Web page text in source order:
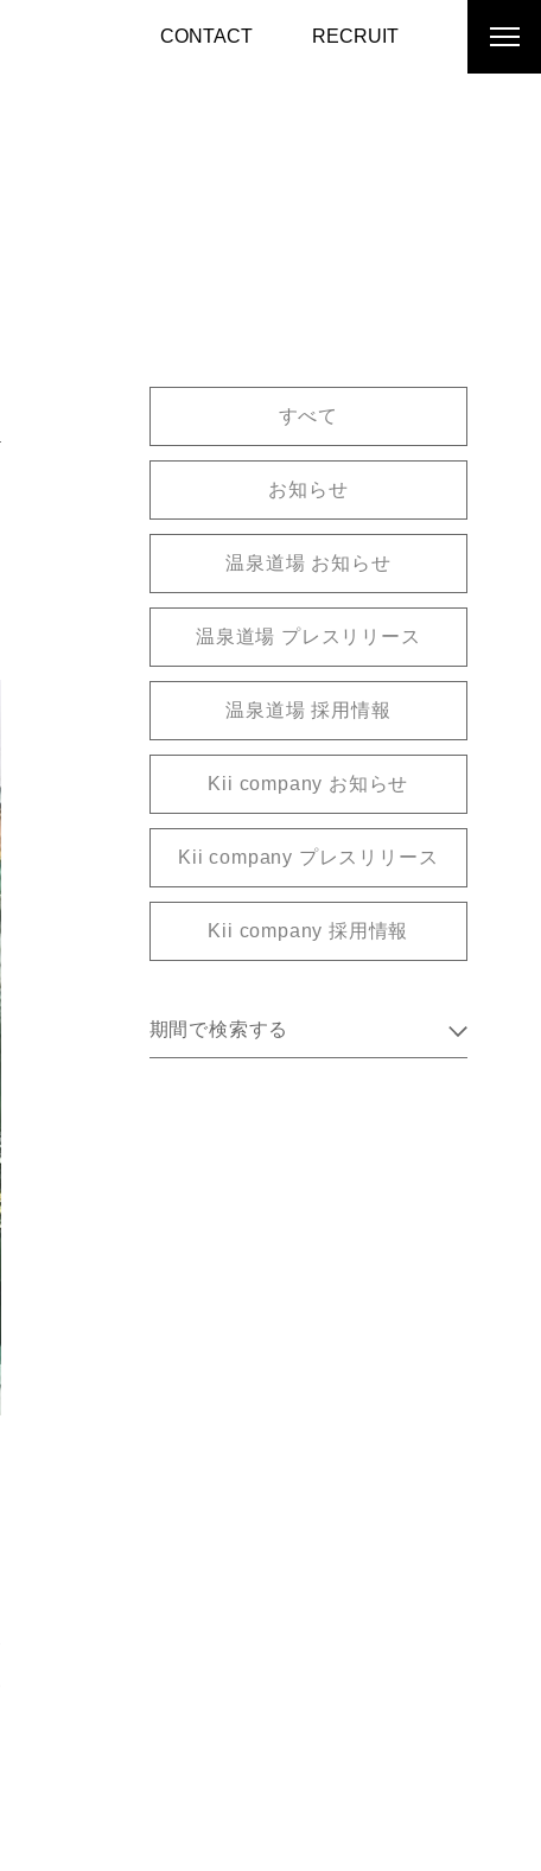
CONTACT RECRUIT
すべて
お知らせ
温泉道場 お知らせ
温泉道場 プレスリリース
温泉道場 採用情報
Kii company お知らせ
Kii company プレスリリース
Kii company 採用情報
期間で検索する